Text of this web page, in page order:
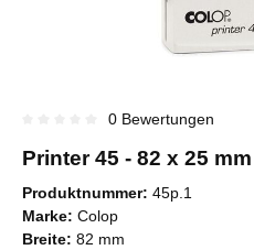
0 Bewertungen
Printer 45 - 82 x 25
Produktnummer: 45p.1
Marke: Colop
Breite: 82 mm